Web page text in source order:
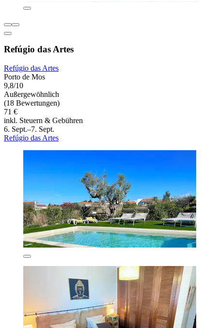
Refúgio das Artes
Refúgio das Artes
Porto de Mos
9,8/10
Außergewöhnlich
(18 Bewertungen)
71 €
inkl. Steuern & Gebühren
6. Sept.–7. Sept.
Refúgio das Artes